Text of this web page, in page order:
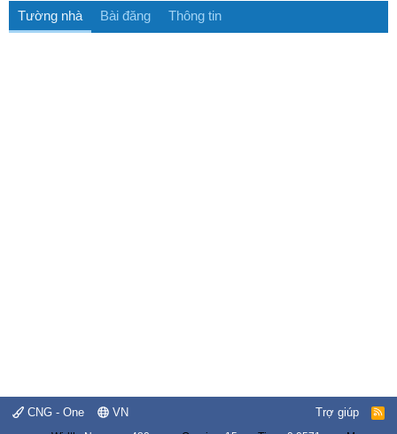
Tường nhà Bài đăng Thông tin
CNG - One VN Trợ giúp
R